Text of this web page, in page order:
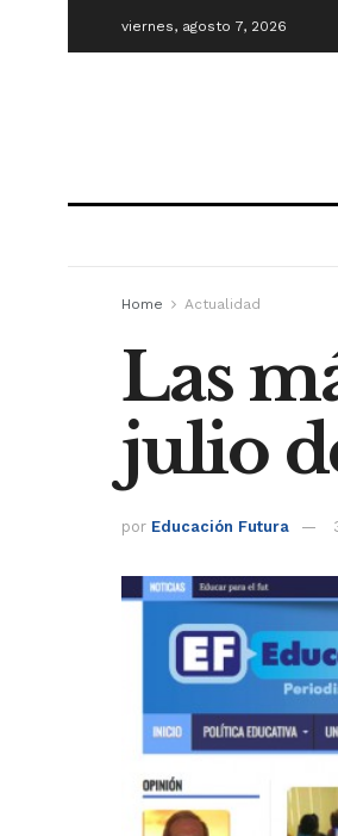
viernes, agosto 7, 2026
Home Actualidad
Las
julio
por Educación Futura